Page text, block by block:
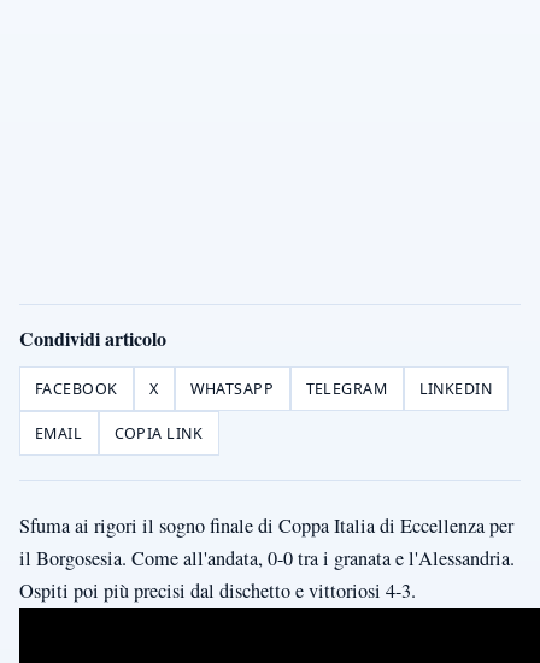
Condividi articolo
FACEBOOK X WHATSAPP TELEGRAM LINKEDIN
EMAIL COPIA LINK
Sfuma ai rigori il sogno finale di Coppa Italia di Eccellenza per
il Borgosesia. Come all'andata, 0-0 tra i granata e l'Alessandria.
Ospiti poi più precisi dal dischetto e vittoriosi 4-3.